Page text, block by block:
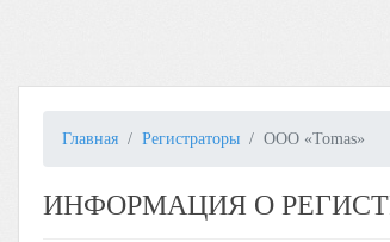
Главная Регистраторы ООО «Tomas»
ИНФОРМАЦИЯ О